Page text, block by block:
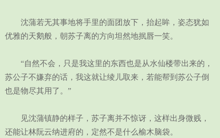
沈蒲若无其事地将手里的面团放下，抬起眸，姿态犹如
优雅的天鹅般，朝苏子离的方向坦然地抿唇一笑。
“自然不会，只是我这里的东西也是从水仙楼带出来的，
苏公子不嫌弃的话，我这就让绫儿取来，若能帮到苏公子倒
也是物尽其用了。”
见沈蒲镇静的样子，苏子离并不惊讶，这样出身微贱，
还能让林阮云纳进府的，定然不是什么榆木脑袋。